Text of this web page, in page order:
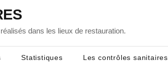
dans les lieux de restauration.
Statistiques Les contrôles sanitaires